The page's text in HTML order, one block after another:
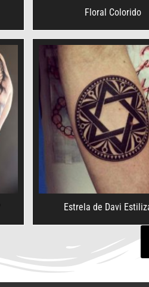
Floral Colorido
Estrela de Davi